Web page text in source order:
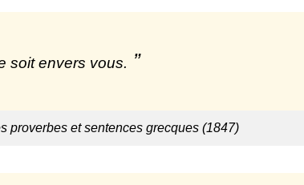
soit envers vous.
proverbes et sentences grecques (1847)